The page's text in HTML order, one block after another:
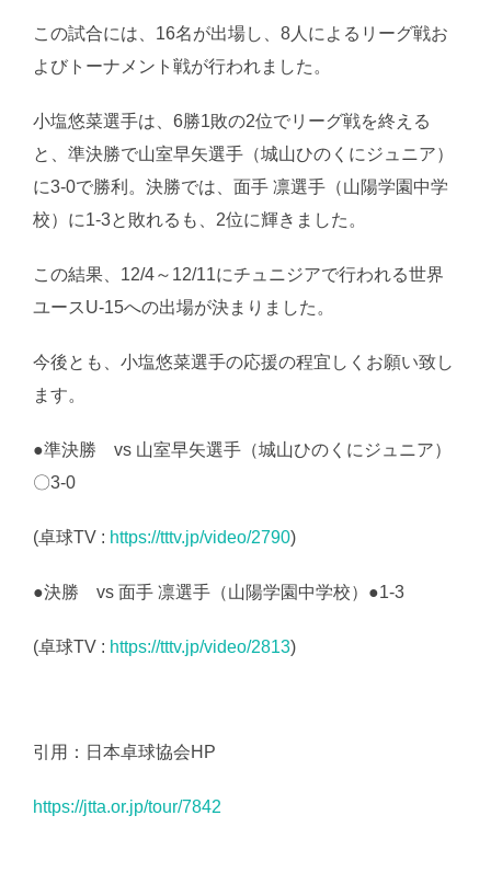
この試合には、16名が出場し、8人によるリーグ戦お
よびトーナメント戦が行われました。
小塩悠菜選手は、6勝1敗の2位でリーグ戦を終える
と、準決勝で山室早矢選手（城山ひのくにジュニア）
に3-0で勝利。決勝では、面手 凛選手（山陽学園中学
校）に1-3と敗れるも、2位に輝きました。
この結果、12/4～12/11にチュニジアで行われる世界
ユースU-15への出場が決まりました。
今後とも、小塩悠菜選手の応援の程宜しくお願い致し
ます。
●準決勝 vs 山室早矢選手（城山ひのくにジュニア）
〇3-0
(卓球TV : https://tttv.jp/video/2790)
●決勝 vs 面手 凛選手（山陽学園中学校）●1-3
(卓球TV : https://tttv.jp/video/2813)
引用：日本卓球協会HP
https://jtta.or.jp/tour/7842